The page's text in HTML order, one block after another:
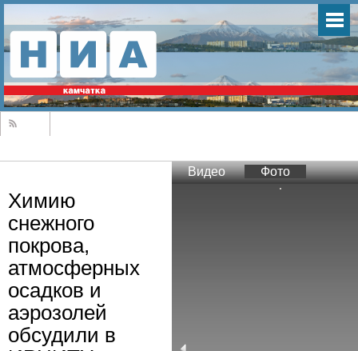
Химию
снежного
покрова,
атмосферных
осадков и
аэрозолей
обсудили в
Видео Фото